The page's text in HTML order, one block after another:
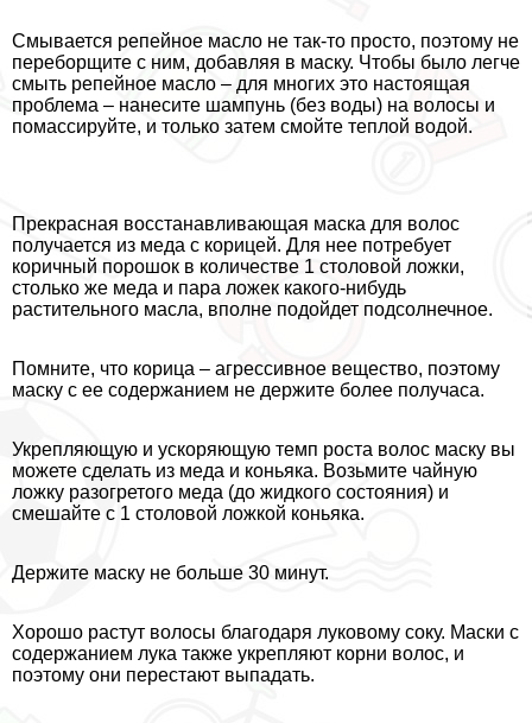
Смывается репейное масло не так-то просто, поэтому не
переборщите с ним, добавляя в маску. Чтобы было легче
смыть репейное масло – для многих это настоящая
проблема – нанесите шампунь (без воды) на волосы и
помассируйте, и только затем смойте теплой водой.
Прекрасная восстанавливающая маска для волос
получается из меда с корицей. Для нее потребует
коричный порошок в количестве 1 столовой ложки,
столько же меда и пара ложек какого-нибудь
растительного масла, вполне подойдет подсолнечное.
Помните, что корица – агрессивное вещество, поэтому
маску с ее содержанием не держите более получаса.
Укрепляющую и ускоряющую темп роста волос маску вы
можете сделать из меда и коньяка. Возьмите чайную
ложку разогретого меда (до жидкого состояния) и
смешайте с 1 столовой ложкой коньяка.
Держите маску не больше 30 минут.
Хорошо растут волосы благодаря луковому соку. Маски с
содержанием лука также укрепляют корни волос, и
поэтому они перестают выпадать.